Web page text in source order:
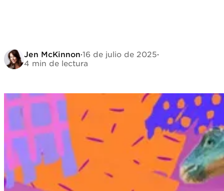
Jen McKinnon·16 de julio de 2025·
4 min de lectura